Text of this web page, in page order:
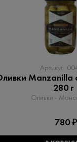
Артикул:
Manzanilla
280 г
Оливки -
780 ₽